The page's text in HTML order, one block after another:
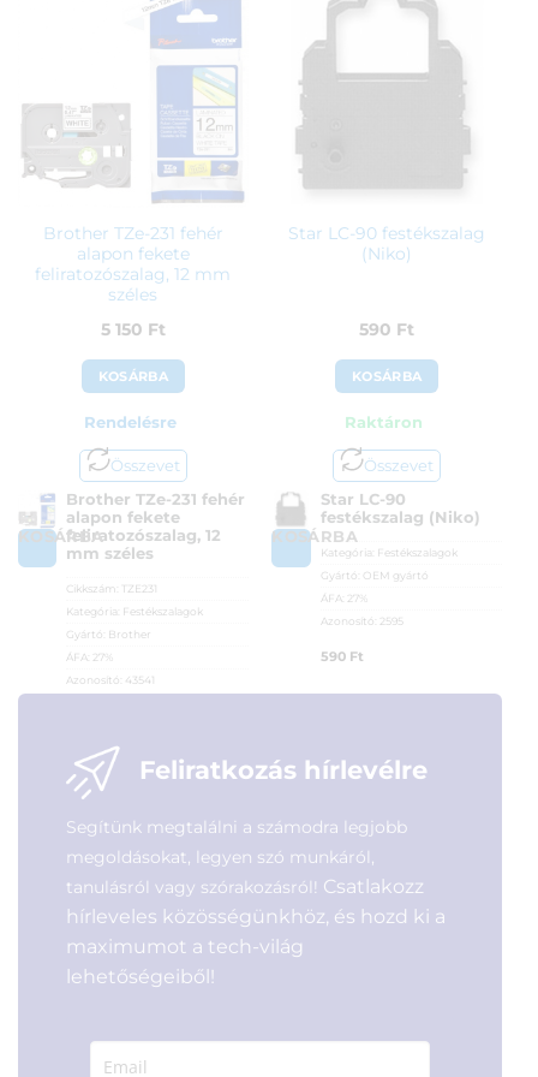
Brother TZe-231 fehér
alapon fekete
feliratozószalag, 12 mm
széles
5 150 Ft
KOSÁRBA
Rendelésre
Összevet
KOSÁRBA
Brother TZe-231 fehér
alapon fekete
feliratozószalag, 12
mm széles
Cikkszám:
TZE231
Kategória: Festékszalagok
Gyártó: Brother
ÁFA:
27%
Azonosító: 43541
Star LC-90 festékszalag
(Niko)
590 Ft
KOSÁRBA
Raktáron
Összevet
KOSÁRBA
Star LC-90
festékszalag (Niko)
Kategória: Festékszalagok
Gyártó: OEM gyártó
ÁFA:
27%
Azonosító:
2595
590 Ft
Feliratkozás hírlevélre
Segítünk megtalálni a számodra legjobb
megoldásokat, legyen szó munkáról,
tanulásról vagy szórakozásról! Csatlakozz
hírleveles közösségünkhöz, és hozd ki a
maximumot a tech-világ
lehetőségeiből!